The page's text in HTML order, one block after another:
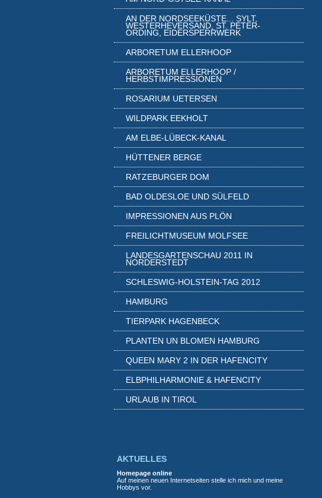
AN DER NORDSEEKÜSTE... SYLT,
WESTERHEVERSAND, ST. PETER-
ORDING, EIDERSPERRWERK
ARBORETUM ELLERHOOP
ARBORETUM ELLERHOOP /
HERBSTIMPRESSIONEN
ROSARIUM UETERSEN
WILDPARK EEKHOLT
AM ELBE-LÜBECK-KANAL
HÜTTENER BERGE
RATZEBURGER DOM
BAD OLDESLOE UND SÜLFELD
IMPRESSIONEN AUS PLÖN
FREILICHTMUSEUM MOLFSEE
LANDESGARTENSCHAU 2011 IN
NORDERSTEDT
SCHLESWIG-HOLSTEIN-TAG 2012
HAMBURG
TIERPARK HAGENBECK
PLANTEN UN BLOMEN HAMBURG
QUEEN MARY 2 IN DER HAFENCITY
ELBPHILHARMONIE & HAFENCITY
URLAUB IN TIROL
AKTUELLES
Homepage online
Auf meinen neuen Internetseiten stelle ich mich und meine
Hobbys vor.